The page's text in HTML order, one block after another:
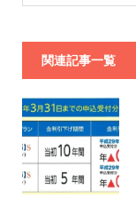
関連記事一覧